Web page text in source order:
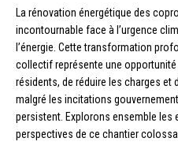
La rénovation énergétique des
incontournable face à l’urgence
l’énergie. Cette transformation
collectif représente une
résidents, de réduire les charges et
malgré les incitations
persistent. Explorons ensemble les
perspectives de ce chantier